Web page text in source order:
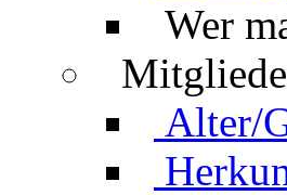
Wer
Alter/